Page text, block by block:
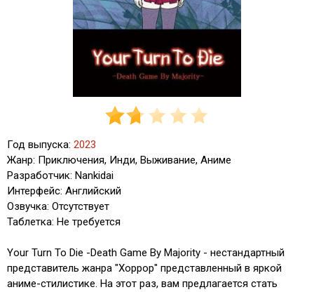
Год выпуска: 2023
Жанр: Приключения, Инди, Выживание, Аниме
Разработчик: Nankidai
Интерфейс: Английский
Озвучка: Отсутствует
Таблетка: Не требуется
Your Turn To Die -Death Game By Majority - нестандартный
представитель жанра "Хоррор" представленный в яркой
аниме-стилистике. На этот раз, вам предлагается стать